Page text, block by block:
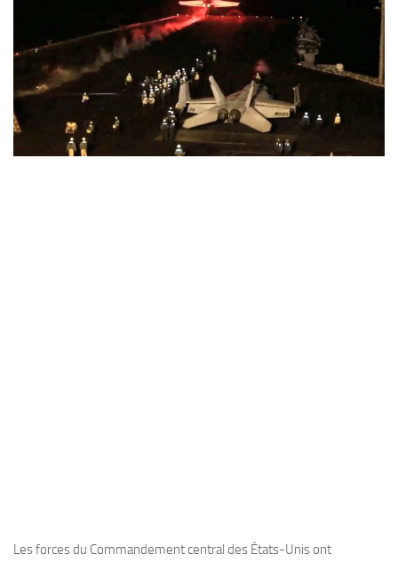
Les forces du Commandement central des États-Unis ont